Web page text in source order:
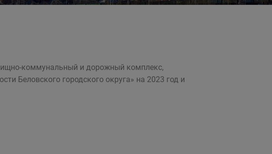
коммунальный и дорожный комплекс,
Беловского городского округа» на 2023 год и